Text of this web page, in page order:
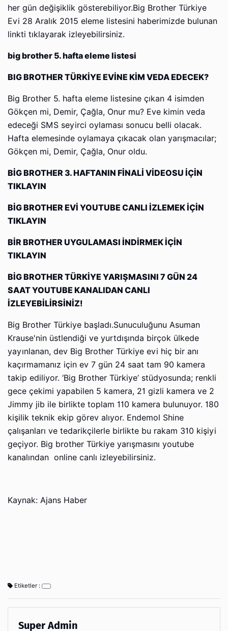
her gün değişiklik gösterebiliyor.Big Brother Türkiye
Evi 28 Aralık 2015 eleme listesini haberimizde bulunan
linkti tıklayarak izleyebilirsiniz.
big brother 5. hafta eleme listesi
BIG BROTHER TÜRKİYE EVİNE KİM VEDA EDECEK?
Big Brother 5. hafta eleme listesine çıkan 4 isimden
Gökçen mi, Demir, Çağla, Onur mu? Eve kimin veda
edeceği SMS seyirci oylaması sonucu belli olacak.
Hafta elemesinde oylamaya çıkacak olan yarışmacılar;
Gökçen mi, Demir, Çağla, Onur oldu.
BİG BROTHER 3. HAFTANIN FİNALİ VİDEOSU İÇİN
TIKLAYIN
BİG BROTHER EVİ YOUTUBE CANLI İZLEMEK İÇİN
TIKLAYIN
BİR BROTHER UYGULAMASI İNDİRMEK İÇİN
TIKLAYIN
BİG BROTHER TÜRKİYE YARIŞMASINI 7 GÜN 24
SAAT YOUTUBE KANALIDAN CANLI
İZLEYEBİLİRSİNİZ!
Big Brother Türkiye başladı.Sunuculuğunu Asuman
Krause'nin üstlendiği ve yurtdışında birçok ülkede
yayınlanan, dev Big Brother Türkiye evi hiç bir anı
kaçırmamanız için ev 7 gün 24 saat tam 90 kamera
takip ediliyor. ‘Big Brother Türkiye’ stüdyosunda; renkli
gece çekimi yapabilen 5 kamera, 21 gizli kamera ve 2
Jimmy jib ile birlikte toplam 110 kamera bulunuyor. 180
kişilik teknik ekip görev alıyor. Endemol Shine
çalışanları ve tedarikçilerle birlikte bu rakam 310 kişiyi
geçiyor. Big brother Türkiye yarışmasını youtube
kanalından online canlı izleyebilirsiniz.
Kaynak: Ajans Haber
Etiketler :
Super Admin